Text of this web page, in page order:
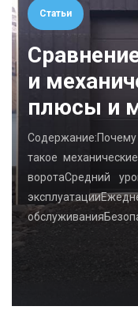
Статьи
и
плюсы и
Содержание:Почему
такое
воротаСредний